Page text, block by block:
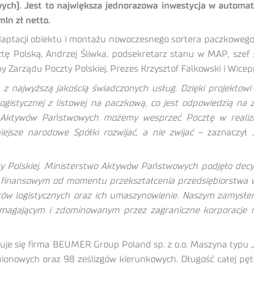
Jest to największa jednorazowa inwestycja w
zł netto.
obiektu i montażu nowoczesnego sortera
Polską, Andrzej Śliwka, podsekretarz stanu w MAP, szef
Poczty Polskiej, Prezes Krzysztof Falkowski i
jakością świadczonych usług. Dzięki
z listowej na paczkową, co jest odpowiedzią na
Państwowych możemy wesprzeć Pocztę w
narodowe Spółki rozwijać, a nie zwijać– zaznaczył
Ministerstwo Aktywów Państwowych podjęło
od momentu przekształcenia przedsiębiorstwa
oraz ich umaszynowienie. Naszym
i zdominowanym przez zagraniczne korporacje
się firma BEUMER Group Poland sp. z o.o. Maszyna typu
oraz 98 ześlizgów kierunkowych. Długość całej